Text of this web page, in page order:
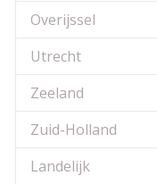
Overijssel
Utrecht
Zeeland
Zuid-Holland
Landelijk